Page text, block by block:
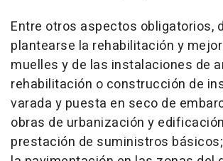
Entre otros aspectos obligatorios,
plantearse la rehabilitación y
muelles y de las instalaciones de
rehabilitación o construcción de
varada y puesta en seco de
obras de urbanización y
prestación de suministros